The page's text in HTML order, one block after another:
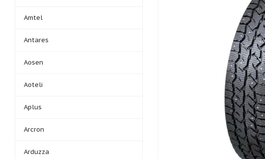
Amtel
Antares
Aosen
Aoteli
Aplus
Arcron
Arduzza